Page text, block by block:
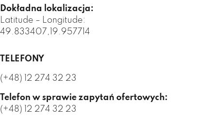
Dokładna lokalizacja:
Latitude – Longitude:
49.833407,19.957714
TELEFONY
(+48) 12 274 32 23
Telefon w sprawie zapytań ofertowych:
(+48) 12 274 32 23